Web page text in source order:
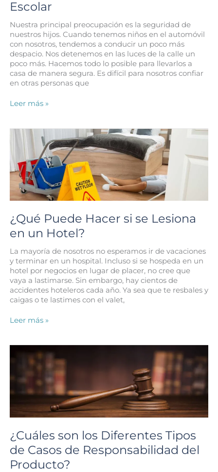
Escolar
Nuestra principal preocupación es la seguridad de
nuestros hijos. Cuando tenemos niños en el automóvil
con nosotros, tendemos a conducir un poco más
despacio. Nos detenemos en las luces de la calle un
poco más. Hacemos todo lo posible para llevarlos a
casa de manera segura. Es difícil para nosotros confiar
en otras personas que
Qué
su
Lastima
en
Accidente
de
Escolar
Leer más »
¿Qué Puede Hacer si se Lesiona
en un Hotel?
La mayoría de nosotros no esperamos ir de vacaciones
y terminar en un hospital. Incluso si se hospeda en un
hotel por negocios en lugar de placer, no cree que
vaya a lastimarse. Sin embargo, hay cientos de
accidentes hoteleros cada año. Ya sea que te resbales y
caigas o te lastimes con el valet,
¿Qué
se
en
Hotel?
Leer más »
¿Cuáles son los Diferentes Tipos
de Casos de Responsabilidad del
Producto?